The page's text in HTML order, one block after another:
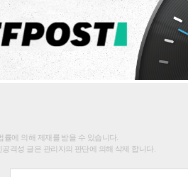
에 의해 제재를 받을 수 있습니다.
격성 글은 관리자의 판단에 의해 삭제 합니다.